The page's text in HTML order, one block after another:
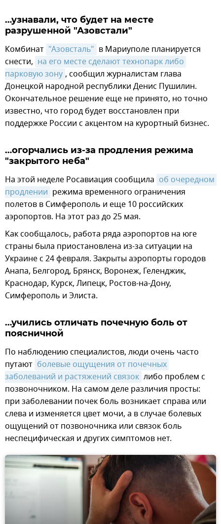
…узнавали, что будет на месте
разрушенной "Азовстали"
Комбинат "Азовсталь" в Мариуполе планируется
снести, на его месте сделают технопарк либо
парковую зону , сообщил журналистам глава
Донецкой народной республики Денис Пушилин.
Окончательное решение еще не принято, но точно
известно, что город будет восстановлен при
поддержке России с акцентом на курортный бизнес.
…огорчались из-за продления режима
"закрытого неба"
На этой неделе Росавиация сообщила об очередном
продлении режима временного ограничения
полетов в Симферополь и еще 10 российских
аэропортов. На этот раз до 25 мая.
Как сообщалось, работа ряда аэропортов на юге
страны была приостановлена из-за ситуации на
Украине с 24 февраля. Закрыты аэропорты городов
Анапа, Белгород, Брянск, Воронеж, Геленджик,
Краснодар, Курск, Липецк, Ростов-на-Дону,
Симферополь и Элиста.
…учились отличать почечную боль от
поясничной
По наблюдению специалистов, люди очень часто
путают болевые ощущения от почечных
заболеваний и растяжений связок либо проблем с
позвоночником. На самом деле различия просты:
при заболевании почек боль возникает справа или
слева и изменяется цвет мочи, а в случае болевых
ощущений от позвоночника или связок боль
неспецифическая и других симптомов нет.